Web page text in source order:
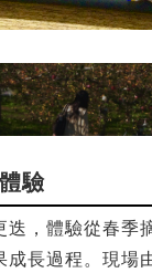
驗
迭，體驗從春季
成長過程。現場